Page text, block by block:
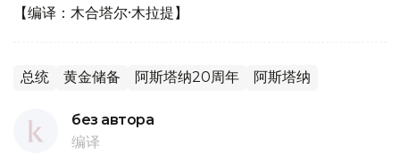
【编译：木合塔尔·木拉提】
总统 黄金储备 阿斯塔纳20周年 阿斯塔纳
без автора
编译